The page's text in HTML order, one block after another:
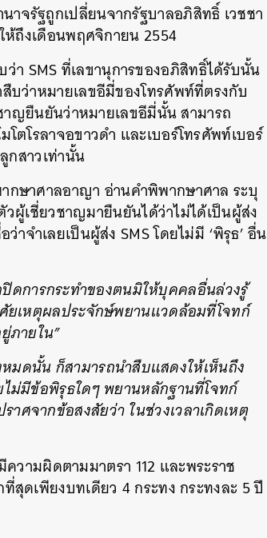
จรัฐถูกเปลี่ยนจากรัฐบาลอภิสิทธิ์ เวชชา
ถึงเดือนพฤศจิกายน 2554
า SMS ที่เลขานุการของอภิสิทธิ์ได้รับนั้น
บว่าหมายเลขอีมี่ของโทรศัพท์ที่ตรงกับ
าญยืนยันว่าหมายเลขอีมี่นั้น สามารถ
โรลาจอขาวดำ และเบอร์โทรศัพท์เบอร์
กสาวเท่านั้น
ษาศาลอาญา อ่านคำพิพากษาศาล ระบุ
วผู้เชี่ยวชาญมายืนยันได้ว่าไม่ได้เป็นผู้ส่ง
จำเลยเป็นผู้ส่ง SMS โดยไม่มี ‘พิรุธ’ อื่น
ดการกระทำของตนมิให้บุคคลอื่นล่วงรู้
ยเหตุผลประจักษ์พยานแวดล้อมที่โจทก์
ภายใน”
ดนั้น ก็สามารถนำสืบแสดงให้เห็นถึง
ม่มีข้อพิรุธใดๆ พยานหลักฐานที่โจทก์
ศจากข้อสงสัยว่า ในช่วงเวลาเกิดเหตุ
ามผิดตามมาตรา 112 และพระราช
ดเพียงบทเดียว 4 กระทง กระทงละ 5 ปี